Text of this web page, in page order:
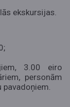
ekskursijas.
3.00 eiro
personām
pavadoņiem.